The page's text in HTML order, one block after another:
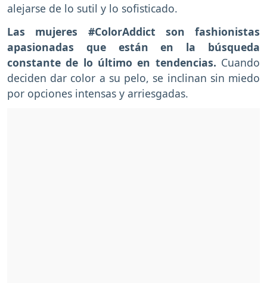
alejarse de lo sutil y lo sofisticado.
Las mujeres #ColorAddict son fashionistas
apasionadas que están en la búsqueda
constante de lo último en tendencias. Cuando
deciden dar color a su pelo, se inclinan sin miedo
por opciones intensas y arriesgadas.